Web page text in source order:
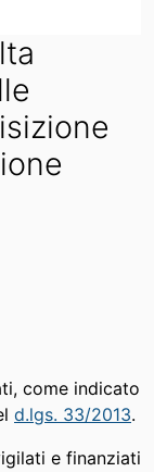
come indicato
d.lgs. 33/2013.
e finanziati